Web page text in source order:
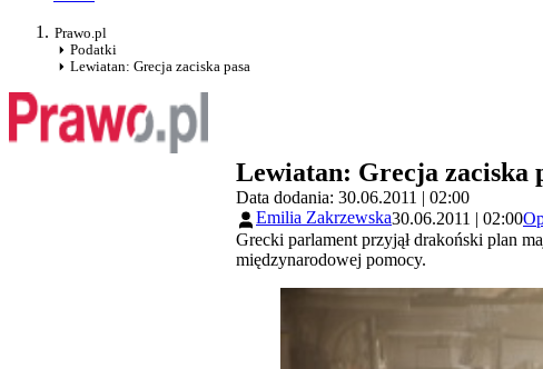
Prawo.pl
Podatki
Lewiatan: Grecja zaciska pasa
Lewiatan: Grecja zaciska
Data dodania: 30.06.2011 | 02:00
Emilia Zakrzewska30.06.2011 | 02:00
Grecki parlament przyjął drakoński plan
międzynarodowej pomocy.